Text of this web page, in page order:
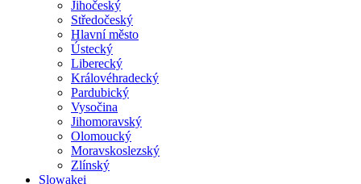
Jihočeský
Středočeský
Hlavní město
Ústecký
Liberecký
Královéhradecký
Pardubický
Vysočina
Jihomoravský
Olomoucký
Moravskoslezský
Zlínský
Slowakei